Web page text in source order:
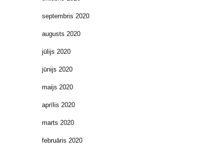
septembris 2020
augusts 2020
jūlijs 2020
jūnijs 2020
maijs 2020
aprīlis 2020
marts 2020
februāris 2020